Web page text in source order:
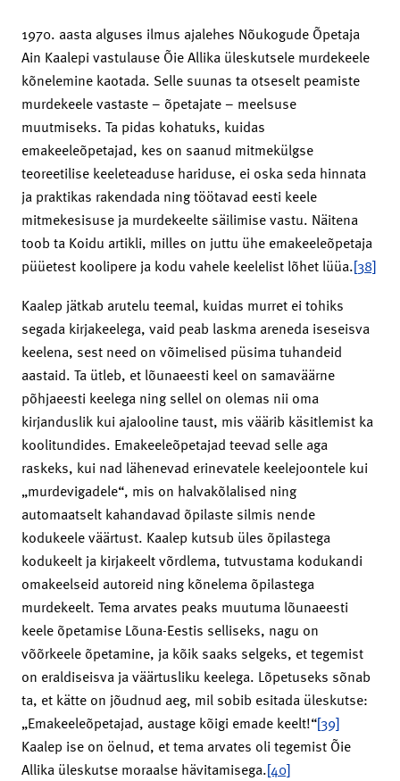
1970. aasta alguses ilmus ajalehes Nõukogude Õpetaja
Ain Kaalepi vastulause Õie Allika üleskutsele murdekeele
kõnelemine kaotada. Selle suunas ta otseselt peamiste
murdekeele vastaste – õpetajate – meelsuse
muutmiseks. Ta pidas kohatuks, kuidas
emakeeleõpetajad, kes on saanud mitmekülgse
teoreetilise keeleteaduse hariduse, ei oska seda hinnata
ja praktikas rakendada ning töötavad eesti keele
mitmekesisuse ja murdekeelte säilimise vastu. Näitena
toob ta Koidu artikli, milles on juttu ühe emakeeleõpetaja
püüetest koolipere ja kodu vahele keelelist lõhet lüüa.[38]
Kaalep jätkab arutelu teemal, kuidas murret ei tohiks
segada kirjakeelega, vaid peab laskma areneda iseseisva
keelena, sest need on võimelised püsima tuhandeid
aastaid. Ta ütleb, et lõunaeesti keel on samaväärne
põhjaeesti keelega ning sellel on olemas nii oma
kirjanduslik kui ajalooline taust, mis väärib käsitlemist ka
koolitundides. Emakeeleõpetajad teevad selle aga
raskeks, kui nad lähenevad erinevatele keelejoontele kui
„murdevigadele“, mis on halvakõlalised ning
automaatselt kahandavad õpilaste silmis nende
kodukeele väärtust. Kaalep kutsub üles õpilastega
kodukeelt ja kirjakeelt võrdlema, tutvustama kodukandi
omakeelseid autoreid ning kõnelema õpilastega
murdekeelt. Tema arvates peaks muutuma lõunaeesti
keele õpetamise Lõuna-Eestis selliseks, nagu on
võõrkeele õpetamine, ja kõik saaks selgeks, et tegemist
on eraldiseisva ja väärtusliku keelega. Lõpetuseks sõnab
ta, et kätte on jõudnud aeg, mil sobib esitada üleskutse:
„Emakeeleõpetajad, austage kõigi emade keelt!“[39]
Kaalep ise on öelnud, et tema arvates oli tegemist Õie
Allika üleskutse moraalse hävitamisega.[40]